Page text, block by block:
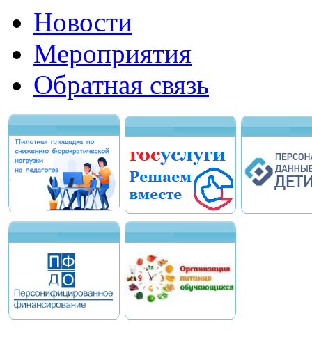
Новости
Мероприятия
Обратная связь